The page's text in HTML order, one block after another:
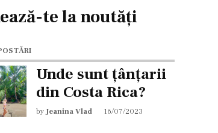
te la noutăți
Unde sunt țânțarii
din Costa Rica?
byJeanina Vlad 16/07/2023